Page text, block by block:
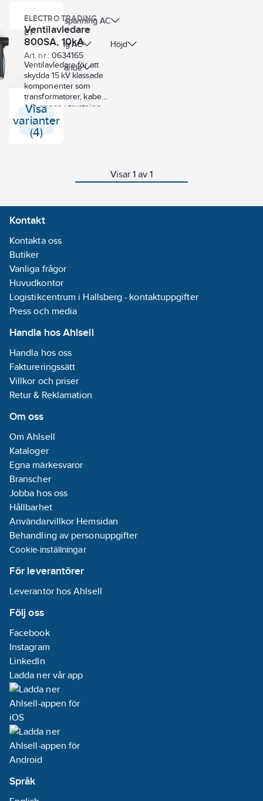
Kontinuerlig spänning AC
Märkspänning AC Höjd
Modell/Utförande
ELECTRO TRADING
ET
Ventilavledare
800SA, 10kA
Art. nr.: 0634165
Ventilavledare för att
skydda 15 kV klassade
komponenter som
transformatorer, kabel
och annan utrustning
vid blixtnedslag. Passar
anslutningsdon
480TB, 484TB och
809PB. Innehåller
Visa
varianter
(4)
Visar 1 av 1
Kontakt
Kontakta oss
Butiker
Vanliga frågor
Huvudkontor
Logistikcentrum i Hallsberg - kontaktuppgifter
Press och media
Handla hos Ahlsell
Handla hos oss
Faktureringssätt
Villkor och priser
Retur & Reklamation
Om oss
Om Ahlsell
Kataloger
Egna märkesvaror
Branscher
Jobba hos oss
Hållbarhet
Användarvillkor Hemsidan
Behandling av personuppgifter
Cookie-inställningar
För leverantörer
Leverantör hos Ahlsell
Följ oss
Facebook
Instagram
LinkedIn
Ladda ner vår app
Språk